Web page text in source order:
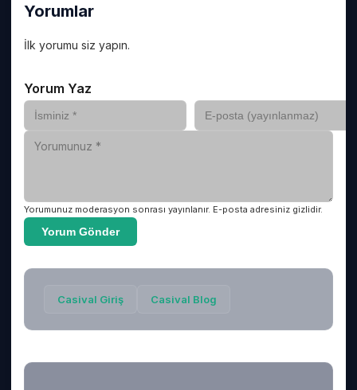
Yorumlar
İlk yorumu siz yapın.
Yorum Yaz
Yorumunuz moderasyon sonrası yayınlanır. E-posta adresiniz gizlidir.
Yorum Gönder
Casival Giriş Casival Blog